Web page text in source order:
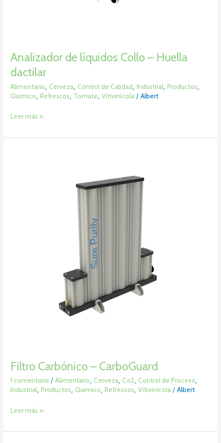
Analizador de líquidos Collo – Huella
dactilar
Alimentario, Cerveza, Control de Calidad,Industrial,Productos,
Quimico,Refrescos, Tomate,Vitivinícola /Albert
Leer más »
Filtro Carbónico – CarboGuard
1 comentario /Alimentario, Cerveza, Co2, Control de Proceso,
Industrial,Productos, Quimico,Refrescos,Vitivinícola /Albert
Leer más »